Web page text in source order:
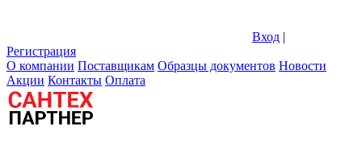
Вход |
Регистрация
О компании Поставщикам Образцы документов Новости
Акции Контакты Оплата